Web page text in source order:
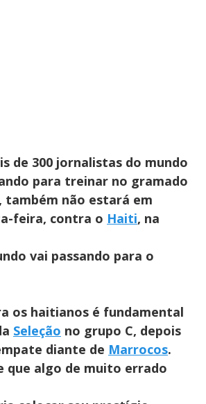
de 300 jornalistas do mundo
para treinar no gramado
não estará em
feira, contra o Haiti, na
vai passando para o
os haitianos é fundamental
Seleção no grupo C, depois
diante de Marrocos.
que algo de muito errado